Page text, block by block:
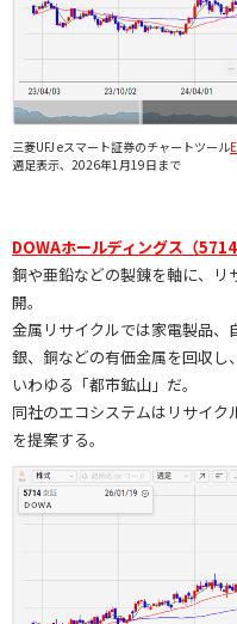
三菱UFJ eスマート証券のチャートツール
週足表示、2026年1月19日まで
DOWAホールディングス（5714
銅や亜鉛などの製錬を軸に、
開。
金属リサイクルでは家電製品、
銀、銅などの有価金属を回収し
いわゆる「都市鉱山」だ。
同社のエコシステムはリサイ
を提案する。